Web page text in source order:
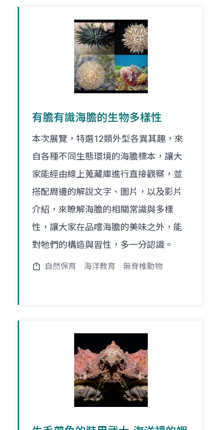
有膽有識海膽的生物多樣性
本次展覽，特選12類外型各異其趣，來
自各種不同生態環境的海膽標本，讓大
家能經由線上蒐藏庫進行直接觀察，並
搭配周邊的解說文字、圖片，以及影片
介紹，來瞭解海膽的相關常識與多樣
性，讓大家在品嚐海膽的美味之外，能
對牠們的構造與習性，多一分認識。
自然保育 海洋教育 無脊椎動物